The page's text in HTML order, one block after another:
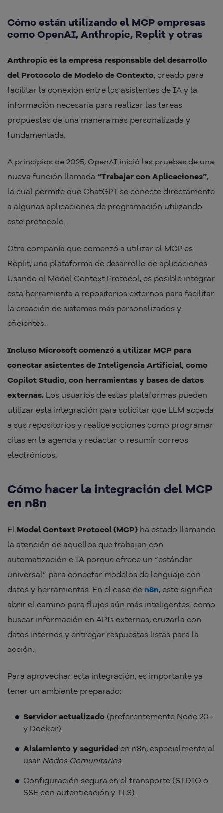
Cómo están utilizando el MCP empresas
como OpenAI, Anthropic, Replit y otras
Anthropic es la empresa responsable del desarrollo
del Protocolo de Modelo de Contexto, creado para
facilitar la conexión entre los asistentes de IA y la
información necesaria para realizar las tareas
propuestas de una manera más personalizada y
fundamentada.
A principios de 2025, OpenAI inició las pruebas de una
nueva función llamada “Trabajar con Aplicaciones”,
la cual permite que ChatGPT se conecte directamente
a algunas aplicaciones de programación utilizando
este protocolo.
Otra compañía que comenzó a utilizar el MCP es
Replit, una plataforma de desarrollo de aplicaciones.
Usando el Model Context Protocol, es posible integrar
esta herramienta a repositorios externos para facilitar
la creación de sistemas más personalizados y
eficientes.
Incluso Microsoft comenzó a utilizar MCP para
conectar asistentes de Inteligencia Artificial, como
Copilot Studio, con herramientas y bases de datos
externas. Los usuarios de estas plataformas pueden
utilizar esta integración para solicitar que LLM acceda
a sus repositorios y realice acciones como programar
citas en la agenda y redactar o resumir correos
electrónicos.
Cómo hacer la integración del MCP
en n8n
El Model Context Protocol (MCP) ha estado llamando
la atención de aquellos que trabajan con
automatización e IA porque ofrece un “estándar
universal” para conectar modelos de lenguaje con
datos y herramientas. En el caso de n8n, esto significa
abrir el camino para flujos aún más inteligentes: como
buscar información en APIs externas, cruzarla con
datos internos y entregar respuestas listas para la
acción.
Para aprovechar esta integración, es importante ya
tener un ambiente preparado:
Servidor actualizado (preferentemente Node 20+
y Docker).
Aislamiento y seguridad en n8n, especialmente al
usar Nodos Comunitarios.
Configuración segura en el transporte (STDIO o
SSE con autenticación y TLS).